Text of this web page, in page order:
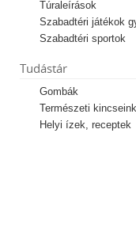
Túraleírások
Szabadtéri játékok
Szabadtéri sportok
Tudástár
Gombák
Természeti kincseink
Helyi ízek, receptek